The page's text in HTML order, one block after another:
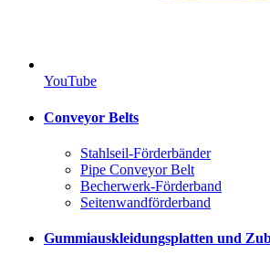
YouTube
Conveyor Belts
Stahlseil-Förderbänder
Pipe Conveyor Belt
Becherwerk-Förderband
Seitenwandförderband
Gummiauskleidungsplatten und